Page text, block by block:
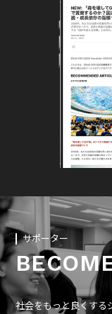
サポーター
社会をもっと良くする